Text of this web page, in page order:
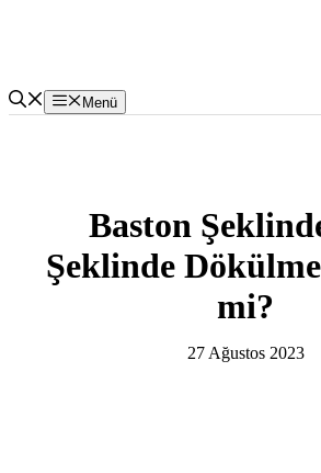
Menü
Baston
Şeklinde
mi?
27 Ağustos 2023